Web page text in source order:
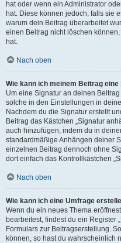
hat oder wenn ein Administrator
hat. Diese können jedoch, falls sie
warum dein Beitrag überarbeitet
einen Beitrag nicht löschen
hat.
Nach oben
Wie kann ich meinem Beitrag
Um eine Signatur an deinen
solche in den Einstellungen in
Nachdem du die Signatur erstellt
Beitrag das Kästchen „Signatur
auch hinzufügen, indem du in
standardmäßige Anhängen deiner
einzelnen Beitrag dennoch ohne
dort einfach das Kontrollkästchen
Nach oben
Wie kann ich eine Umfrage
Wenn du ein neues Thema
bearbeitest, findest du ein Register
Formulars zur Beitragserstellung.
können, so hast du wahrscheinlich